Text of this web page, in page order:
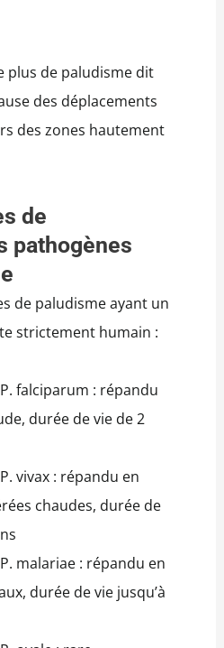
plus de paludisme dit
des déplacements
des zones hautement
de
pathogènes
de paludisme ayant un
strictement humain :
falciparum : répandu
durée de vie de 2
vivax : répandu en
chaudes, durée de
malariae : répandu en
durée de vie jusqu’à